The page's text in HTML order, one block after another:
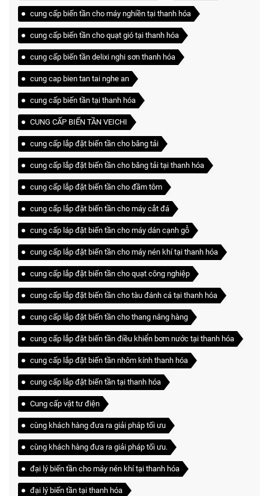
cung cấp biến tần cho máy nghiền tại thanh hóa
cung cấp biến tần cho quạt gió tại thanh hóa
cung cấp biến tần delixi nghi sơn thanh hóa
cung cap bien tan tai nghe an
cung cấp biến tần tại thanh hóa
CUNG CẤP BIẾN TẦN VEICHI
cung cấp lắp đặt biến tần cho băng tải
cung cấp lắp đặt biến tần cho băng tải tại thanh hóa
cung cấp lắp đặt biến tần cho đầm tôm
cung cấp lắp đặt biến tần cho máy cắt đá
cung cấp láp đặt biến tần cho máy dán cạnh gỗ
cung cấp lắp đặt biến tần cho máy nén khí tại thanh hóa
cung cấp lắp đặt biến tần cho quạt công nghiệp
cung cấp lắp đặt biến tần cho tàu đánh cá tại thanh hóa
cung cấp lắp đặt biến tần cho thang nâng hàng
cung cấp lắp đặt biến tần điều khiển bơm nước tại thanh hóa
cung cấp lắp đặt biến tần nhôm kính thanh hóa
cung cấp lắp đặt biến tần tại thanh hóa
Cung cấp vật tư điện
cùng khách hàng đưa ra giải pháp tối ưu
cùng khách hàng đưa ra giải pháp tối ưu.
đại lý biến tần cho máy nén khí tại thanh hóa
đại lý biến tần tại thanh hóa